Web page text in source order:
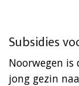
Subsidies
Noorwegen
jong gezin